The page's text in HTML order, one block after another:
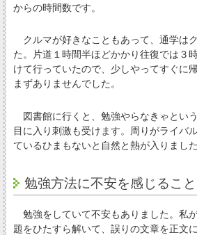
からの時間数です。
クルマが好きなこともあって、通学は
た。片道１時間半ほどかかり往復では３
けて行っていたので、少しやってすぐに
まずありませんでした。
図書館に行くと、勉強やらなきゃとい
目に入り刺激も受けます。周りがライバ
ているひまもないと自然と熱が入りました
勉強方法に不安を感じること
勉強をしていて不安もありました。私
題をひたすら解いて、誤りの文章を正文